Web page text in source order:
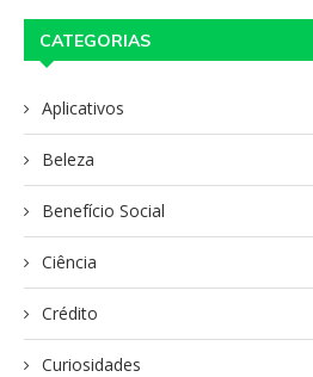
CATEGORIAS
Aplicativos
Beleza
Benefício Social
Ciência
Crédito
Curiosidades